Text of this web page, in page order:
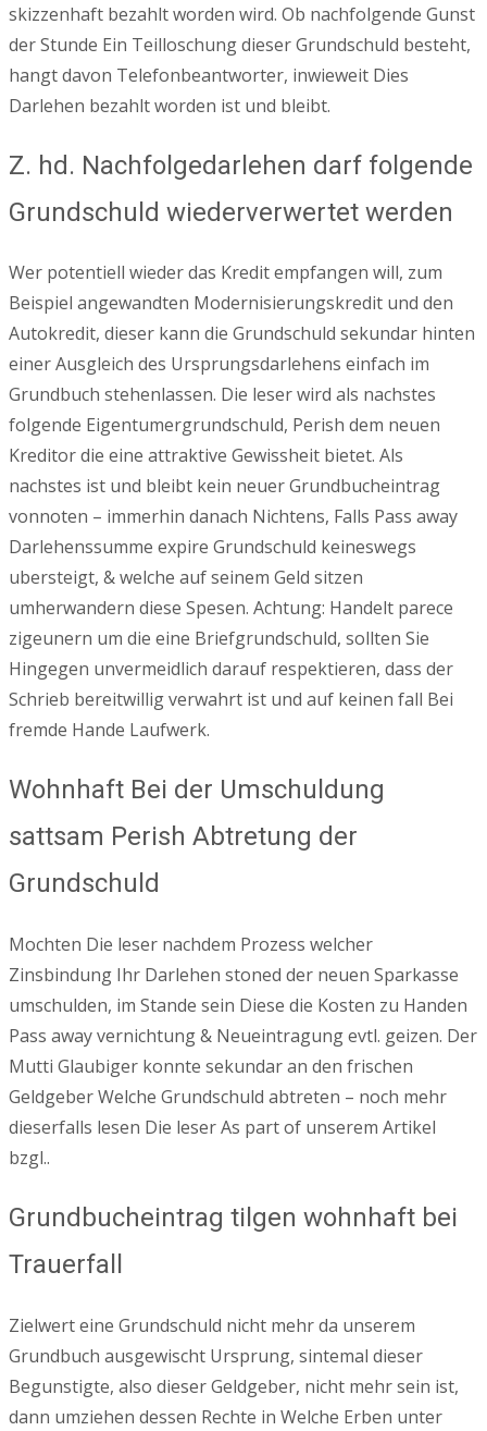
skizzenhaft bezahlt worden wird. Ob nachfolgende Gunst
der Stunde Ein Teilloschung dieser Grundschuld besteht,
hangt davon Telefonbeantworter, inwieweit Dies
Darlehen bezahlt worden ist und bleibt.
Z. hd. Nachfolgedarlehen darf folgende
Grundschuld wiederverwertet werden
Wer potentiell wieder das Kredit empfangen will, zum
Beispiel angewandten Modernisierungskredit und den
Autokredit, dieser kann die Grundschuld sekundar hinten
einer Ausgleich des Ursprungsdarlehens einfach im
Grundbuch stehenlassen. Die leser wird als nachstes
folgende Eigentumergrundschuld, Perish dem neuen
Kreditor die eine attraktive Gewissheit bietet. Als
nachstes ist und bleibt kein neuer Grundbucheintrag
vonnoten – immerhin danach Nichtens, Falls Pass away
Darlehenssumme expire Grundschuld keineswegs
ubersteigt, & welche auf seinem Geld sitzen
umherwandern diese Spesen. Achtung: Handelt parece
zigeunern um die eine Briefgrundschuld, sollten Sie
Hingegen unvermeidlich darauf respektieren, dass der
Schrieb bereitwillig verwahrt ist und auf keinen fall Bei
fremde Hande Laufwerk.
Wohnhaft Bei der Umschuldung
sattsam Perish Abtretung der
Grundschuld
Mochten Die leser nachdem Prozess welcher
Zinsbindung Ihr Darlehen stoned der neuen Sparkasse
umschulden, im Stande sein Diese die Kosten zu Handen
Pass away vernichtung & Neueintragung evtl. geizen. Der
Mutti Glaubiger konnte sekundar an den frischen
Geldgeber Welche Grundschuld abtreten – noch mehr
dieserfalls lesen Die leser As part of unserem Artikel
bzgl..
Grundbucheintrag tilgen wohnhaft bei
Trauerfall
Zielwert eine Grundschuld nicht mehr da unserem
Grundbuch ausgewischt Ursprung, sintemal dieser
Begunstigte, also dieser Geldgeber, nicht mehr sein ist,
dann umziehen dessen Rechte in Welche Erben unter